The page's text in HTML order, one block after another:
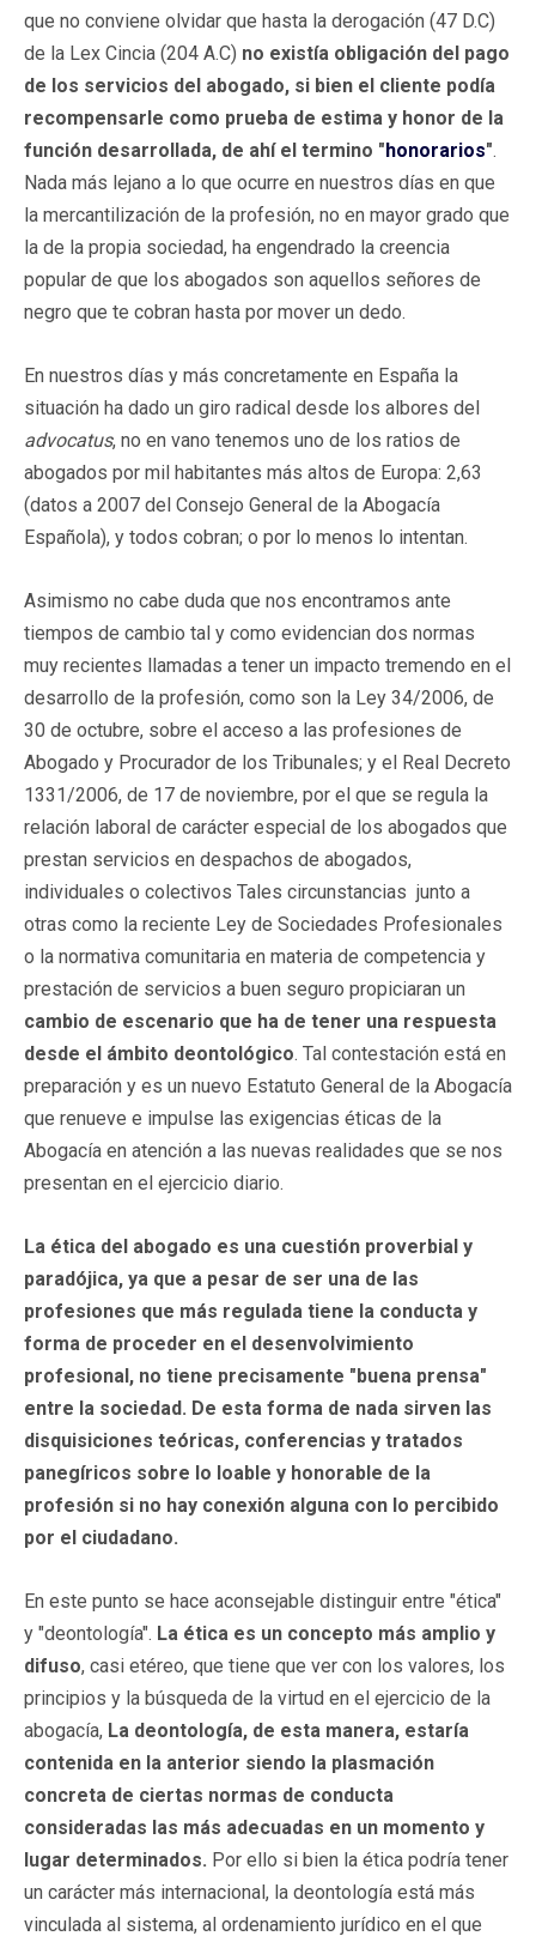
que no conviene olvidar que hasta la derogación (47 D.C)
de la Lex Cincia (204 A.C) no existía obligación del pago
de los servicios del abogado, si bien el cliente podía
recompensarle como prueba de estima y honor de la
función desarrollada, de ahí el termino "honorarios".
Nada más lejano a lo que ocurre en nuestros días en que
la mercantilización de la profesión, no en mayor grado que
la de la propia sociedad, ha engendrado la creencia
popular de que los abogados son aquellos señores de
negro que te cobran hasta por mover un dedo.
En nuestros días y más concretamente en España la
situación ha dado un giro radical desde los albores del
advocatus, no en vano tenemos uno de los ratios de
abogados por mil habitantes más altos de Europa: 2,63
(datos a 2007 del Consejo General de la Abogacía
Española), y todos cobran; o por lo menos lo intentan.
Asimismo no cabe duda que nos encontramos ante
tiempos de cambio tal y como evidencian dos normas
muy recientes llamadas a tener un impacto tremendo en el
desarrollo de la profesión, como son la Ley 34/2006, de
30 de octubre, sobre el acceso a las profesiones de
Abogado y Procurador de los Tribunales; y el Real Decreto
1331/2006, de 17 de noviembre, por el que se regula la
relación laboral de carácter especial de los abogados que
prestan servicios en despachos de abogados,
individuales o colectivos Tales circunstancias junto a
otras como la reciente Ley de Sociedades Profesionales
o la normativa comunitaria en materia de competencia y
prestación de servicios a buen seguro propiciaran un
cambio de escenario que ha de tener una respuesta
desde el ámbito deontológico. Tal contestación está en
preparación y es un nuevo Estatuto General de la Abogacía
que renueve e impulse las exigencias éticas de la
Abogacía en atención a las nuevas realidades que se nos
presentan en el ejercicio diario.
La ética del abogado es una cuestión proverbial y
paradójica, ya que a pesar de ser una de las
profesiones que más regulada tiene la conducta y
forma de proceder en el desenvolvimiento
profesional, no tiene precisamente "buena prensa"
entre la sociedad. De esta forma de nada sirven las
disquisiciones teóricas, conferencias y tratados
panegíricos sobre lo loable y honorable de la
profesión si no hay conexión alguna con lo percibido
por el ciudadano.
En este punto se hace aconsejable distinguir entre "ética"
y "deontología". La ética es un concepto más amplio y
difuso, casi etéreo, que tiene que ver con los valores, los
principios y la búsqueda de la virtud en el ejercicio de la
abogacía, La deontología, de esta manera, estaría
contenida en la anterior siendo la plasmación
concreta de ciertas normas de conducta
consideradas las más adecuadas en un momento y
lugar determinados. Por ello si bien la ética podría tener
un carácter más internacional, la deontología está más
vinculada al sistema, al ordenamiento jurídico en el que